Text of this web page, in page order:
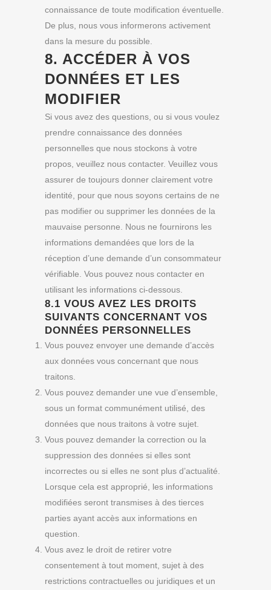
connaissance de toute modification éventuelle.
De plus, nous vous informerons activement
dans la mesure du possible.
8. ACCÉDER À VOS
DONNÉES ET LES
MODIFIER
Si vous avez des questions, ou si vous voulez
prendre connaissance des données
personnelles que nous stockons à votre
propos, veuillez nous contacter. Veuillez vous
assurer de toujours donner clairement votre
identité, pour que nous soyons certains de ne
pas modifier ou supprimer les données de la
mauvaise personne. Nous ne fournirons les
informations demandées que lors de la
réception d’une demande d’un consommateur
vérifiable. Vous pouvez nous contacter en
utilisant les informations ci-dessous.
8.1 VOUS AVEZ LES DROITS
SUIVANTS CONCERNANT VOS
DONNÉES PERSONNELLES
Vous pouvez envoyer une demande d’accès
aux données vous concernant que nous
traitons.
Vous pouvez demander une vue d’ensemble,
sous un format communément utilisé, des
données que nous traitons à votre sujet.
Vous pouvez demander la correction ou la
suppression des données si elles sont
incorrectes ou si elles ne sont plus d’actualité.
Lorsque cela est approprié, les informations
modifiées seront transmises à des tierces
parties ayant accès aux informations en
question.
Vous avez le droit de retirer votre
consentement à tout moment, sujet à des
restrictions contractuelles ou juridiques et un